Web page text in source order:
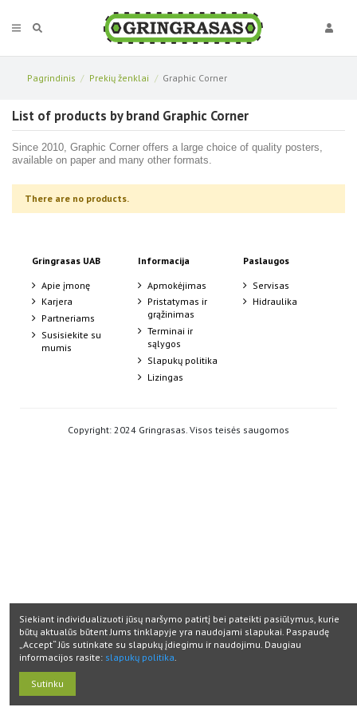
Pagrindinis Prekių ženklai Graphic Corner
List of products by brand Graphic Corner
Since 2010, Graphic Corner offers a large choice of quality posters,
available on paper and many other formats.
There are no products.
Gringrasas UAB
Apie įmonę
Karjera
Partneriams
Susisiekite su
mumis
Informacija
Apmokėjimas
Pristatymas ir
grąžinimas
Terminai ir
sąlygos
Slapukų politika
Lizingas
Paslaugos
Servisas
Hidraulika
Copyright: 2024 Gringrasas. Visos teisės saugomos
Siekiant individualizuoti jūsų naršymo patirtį bei pateikti pasiūlymus, kurie
būtų aktualūs būtent Jums tinklapyje yra naudojami slapukai. Paspaudę
„Accept“ Jūs sutinkate su slapukų įdiegimu ir naudojimu. Daugiau
informacijos rasite: slapukų politika.
Sutinku